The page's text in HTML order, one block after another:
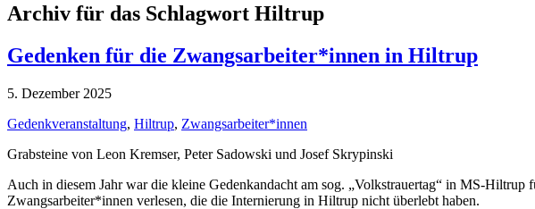
Archiv für das Schlagwort Hiltrup
Gedenken für die Zwangsarbeiter*innen in Hiltrup
5. Dezember 2025
Gedenkveranstaltung, Hiltrup, Zwangsarbeiter*innen
Grabsteine von Leon Kremser, Peter Sadowski und Josef Skrypinski
Auch in diesem Jahr war die kleine Gedenkandacht am sog. „Volkstrauertag“ in MS-
Zwangsarbeiter*innen verlesen, die die Internierung in Hiltrup nicht überlebt haben.